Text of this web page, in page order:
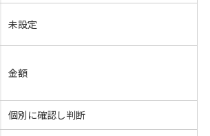
未設定
金額
個別に確認し判断